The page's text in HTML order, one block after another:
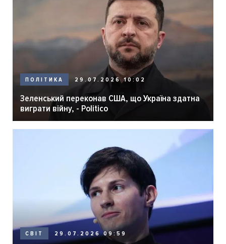
ПОЛІТИКА 29.07.2026 10:02
Зеленський переконав США, що Україна здатна
виграти війну, - Politico
СВІТ 29.07.2026 09:59